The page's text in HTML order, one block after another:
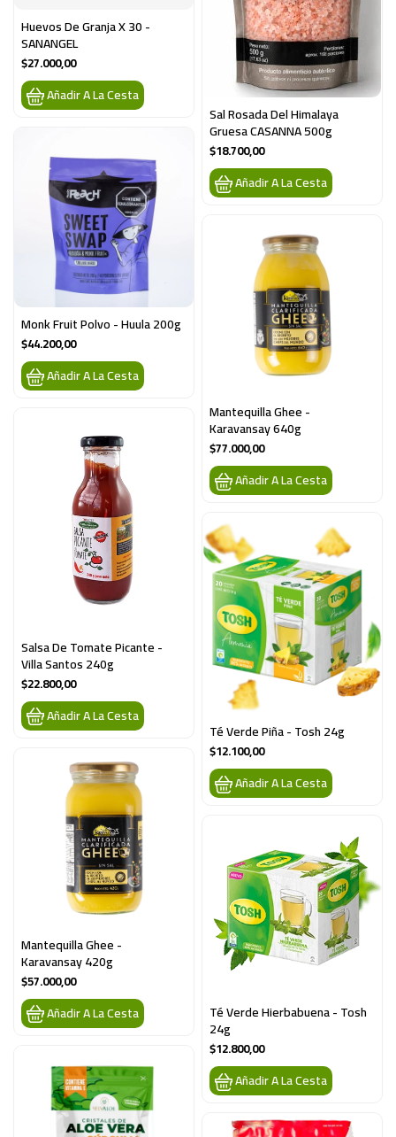
Huevos De Granja X 30 -
SANANGEL
$27.000,00
Añadir A La Cesta
Monk Fruit Polvo - Huula 200g
$44.200,00
Añadir A La Cesta
Salsa De Tomate Picante -
Villa Santos 240g
$22.800,00
Añadir A La Cesta
Mantequilla Ghee -
Karavansay 420g
$57.000,00
Añadir A La Cesta
Sal Rosada Del Himalaya
Gruesa CASANNA 500g
$18.700,00
Añadir A La Cesta
Mantequilla Ghee -
Karavansay 640g
$77.000,00
Añadir A La Cesta
Té Verde Piña - Tosh 24g
$12.100,00
Añadir A La Cesta
Té Verde Hierbabuena - Tosh
24g
$12.800,00
Añadir A La Cesta